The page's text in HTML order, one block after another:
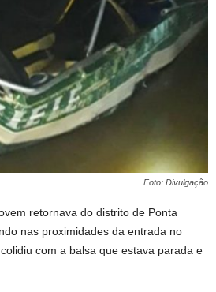
Foto: Divulgação
retornava do distrito de Ponta
nas proximidades da entrada no
com a balsa que estava parada e